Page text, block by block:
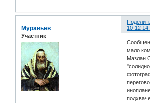
10-12
Муравьев
Участник
мало
Мазлан